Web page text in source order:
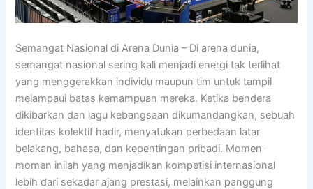
Semangat Nasional di Arena Dunia – Di arena dunia,
semangat nasional sering kali menjadi energi tak terlihat
yang menggerakkan individu maupun tim untuk tampil
melampaui batas kemampuan mereka. Ketika bendera
dikibarkan dan lagu kebangsaan dikumandangkan, sebuah
identitas kolektif hadir, menyatukan perbedaan latar
belakang, bahasa, dan kepentingan pribadi. Momen-
momen inilah yang menjadikan kompetisi internasional
lebih dari sekadar ajang prestasi, melainkan panggung